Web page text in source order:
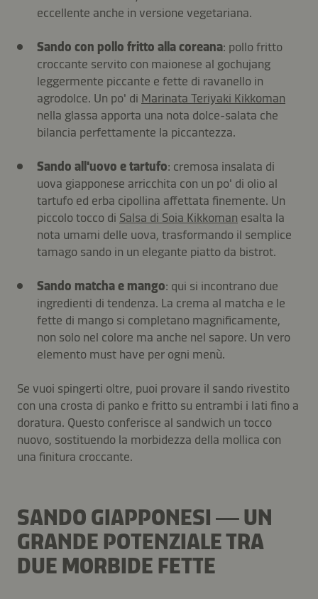
eccellente anche in versione vegetariana.
Sando con pollo fritto alla coreana: pollo fritto
croccante servito con maionese al gochujang
leggermente piccante e fette di ravanello in
agrodolce. Un po' di Marinata Teriyaki Kikkoman
nella glassa apporta una nota dolce-salata che
bilancia perfettamente la piccantezza.
Sando all'uovo e tartufo: cremosa insalata di
uova giapponese arricchita con un po' di olio al
tartufo ed erba cipollina affettata finemente. Un
piccolo tocco di Salsa di Soia Kikkoman esalta la
nota umami delle uova, trasformando il semplice
tamago sando in un elegante piatto da bistrot.
Sando matcha e mango: qui si incontrano due
ingredienti di tendenza. La crema al matcha e le
fette di mango si completano magnificamente,
non solo nel colore ma anche nel sapore. Un vero
elemento must have per ogni menù.
Se vuoi spingerti oltre, puoi provare il sando rivestito
con una crosta di panko e fritto su entrambi i lati fino a
doratura. Questo conferisce al sandwich un tocco
nuovo, sostituendo la morbidezza della mollica con
una finitura croccante.
SANDO GIAPPONESI — UN
GRANDE POTENZIALE TRA
DUE MORBIDE FETTE